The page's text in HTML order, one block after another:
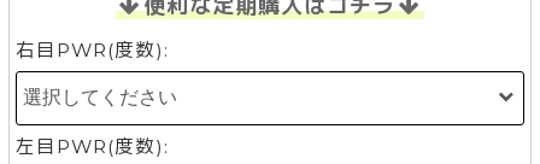
便利な定期購入はコチラ
右目PWR(度数):
左目PWR(度数):